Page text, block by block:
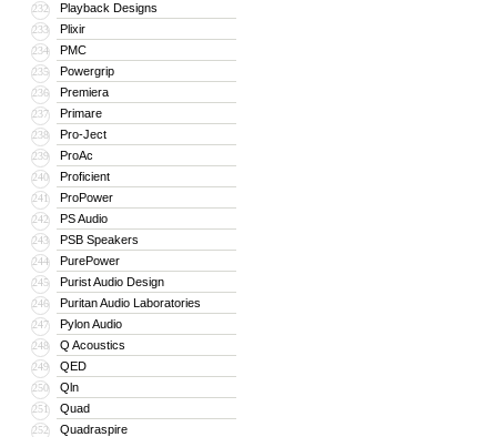
232 Playback Designs
233 Plixir
234 PMC
235 Powergrip
236 Premiera
237 Primare
238 Pro-Ject
239 ProAc
240 Proficient
241 ProPower
242 PS Audio
243 PSB Speakers
244 PurePower
245 Purist Audio Design
246 Puritan Audio Laboratories
247 Pylon Audio
248 Q Acoustics
249 QED
250 Qln
251 Quad
252 Quadraspire